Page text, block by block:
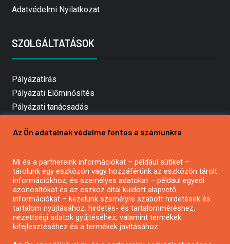
Adatvédelmi Nyilatkozat
SZOLGÁLTATÁSOK
Pályázatírás
Pályázati Előminősítés
Pályázati tanácsadás
Mezőgazdasági pályázatírás
Pályázatírás civil szervezeteknek
Pályázatírás önkormányzatoknak
Pályázatfigyelés
Specifikus pályázatfigyelés vagy hírlevél
Az Ön adatainak védelme fontos a számunkra
Mi és a partnereink információkat – például sütiket –
tárolunk egy eszközön vagy hozzáférünk az eszközön tárolt
információkhoz, és személyes adatokat – például egyedi
azonosítókat és az eszköz által küldött alapvető
információkat – kezelünk személyre szabott hirdetések és
tartalom nyújtásához, hirdetés- és tartalomméréshez,
nézettségi adatok gyűjtéséhez, valamint termékek
kifejlesztéséhez és a termékek javításához.